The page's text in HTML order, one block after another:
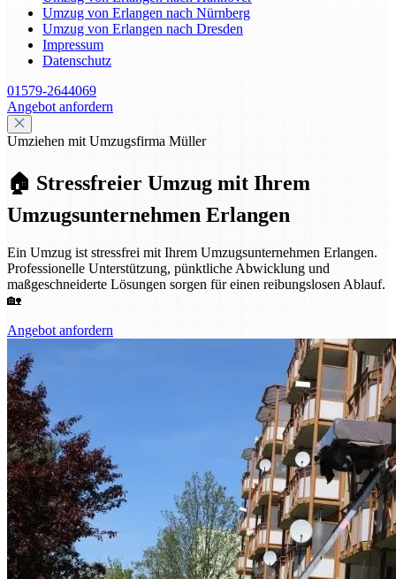
Umzug von Erlangen nach Nürnberg
Umzug von Erlangen nach Dresden
Impressum
Datenschutz
01579-2644069
Angebot anfordern
Umziehen mit Umzugsfirma Müller
🏠 Stressfreier Umzug mit Ihrem
Umzugsunternehmen Erlangen
Ein Umzug ist stressfrei mit Ihrem Umzugsunternehmen Erlangen.
Professionelle Unterstützung, pünktliche Abwicklung und
maßgeschneiderte Lösungen sorgen für einen reibungslosen Ablauf.
🏡
Angebot anfordern